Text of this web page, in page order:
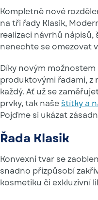
Kompletně nové
na tři řady Klasik,
realizaci návrhů
nenechte se omezovat
Díky novým
produktovými řadami, z
každý. Ať už se
prvky, tak naše štítky a
Pojďme si ukázat
Řada Klasik
Konvexní tvar se
snadno přizpůsobí
kosmetiku či exkluzivní